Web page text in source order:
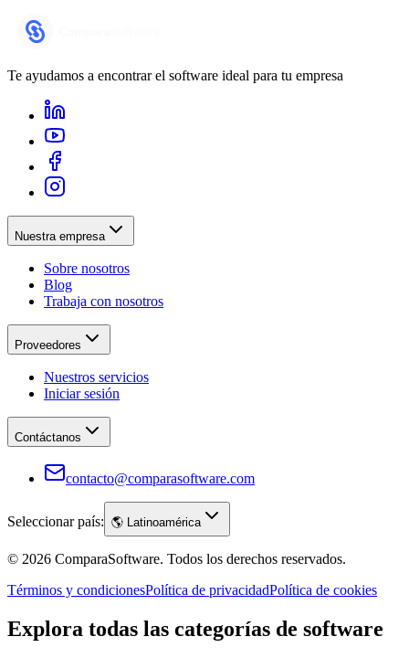
Te ayudamos a encontrar el software ideal para tu empresa
Nuestra empresa
Sobre nosotros
Blog
Trabaja con nosotros
Proveedores
Nuestros servicios
Iniciar sesión
Contáctanos
contacto@comparasoftware.com
Seleccionar país: 🌎 Latinoamérica
© 2026 ComparaSoftware. Todos los derechos reservados.
Términos y condicionesPolítica de privacidadPolítica de cookies
Explora todas las categorías de software